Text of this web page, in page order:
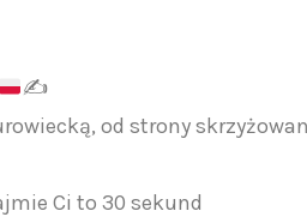
✍
od strony
Ci to 30 sekund